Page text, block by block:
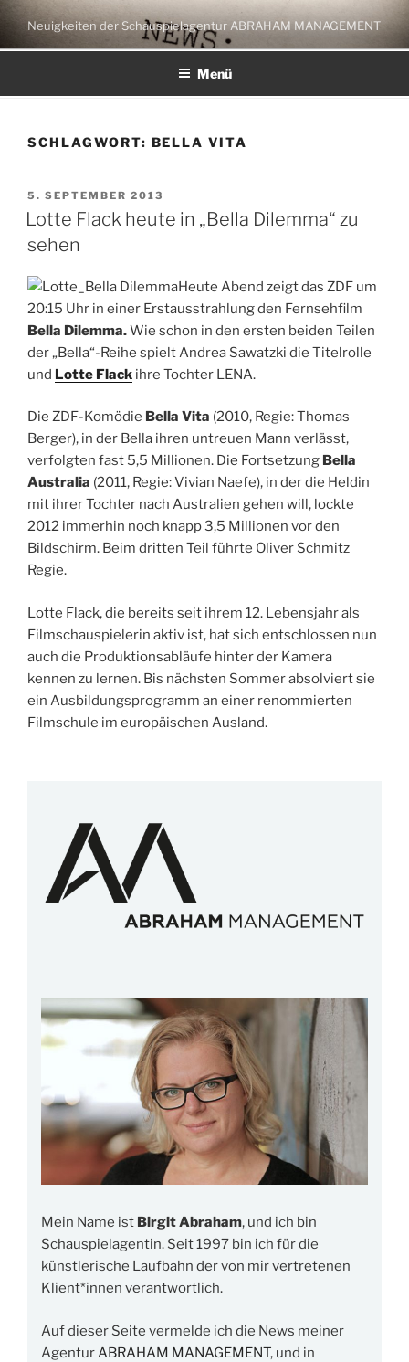
Zum
Inhalt
springen
Neuigkeiten der Schauspielagentur ABRAHAM MANAGEMENT
Menü
SCHLAGWORT: BELLA VITA
VERÖFFENTLICHT
AM
5. SEPTEMBER 2013
Lotte Flack heute in „Bella Dilemma“ zu
sehen
Heute Abend zeigt das ZDF um
20:15 Uhr in einer Erstausstrahlung den Fernsehfilm
Bella Dilemma.Wie schon in den ersten beiden Teilen
der „Bella“-Reihe spielt Andrea Sawatzki die Titelrolle
und Lotte Flack ihre Tochter LENA.
Die ZDF-Komödie Bella Vita (2010, Regie: Thomas
Berger), in der Bella ihren untreuen Mann verlässt,
verfolgten fast 5,5 Millionen. Die Fortsetzung Bella
Australia (2011, Regie: Vivian Naefe), in der die Heldin
mit ihrer Tochter nach Australien gehen will, lockte
2012 immerhin noch knapp 3,5 Millionen vor den
Bildschirm. Beim dritten Teil führte Oliver Schmitz
Regie.
Lotte Flack, die bereits seit ihrem 12. Lebensjahr als
Filmschauspielerin aktiv ist, hat sich entschlossen nun
auch die Produktionsabläufe hinter der Kamera
kennen zu lernen. Bis nächsten Sommer absolviert sie
ein Ausbildungsprogramm an einer renommierten
Filmschule im europäischen Ausland.
Mein Name ist Birgit Abraham, und ich bin
Schauspielagentin. Seit 1997 bin ich für die
künstlerische Laufbahn der von mir vertretenen
Klient*innen verantwortlich.
Auf dieser Seite vermelde ich die News meiner
AgenturABRAHAM MANAGEMENT, und in